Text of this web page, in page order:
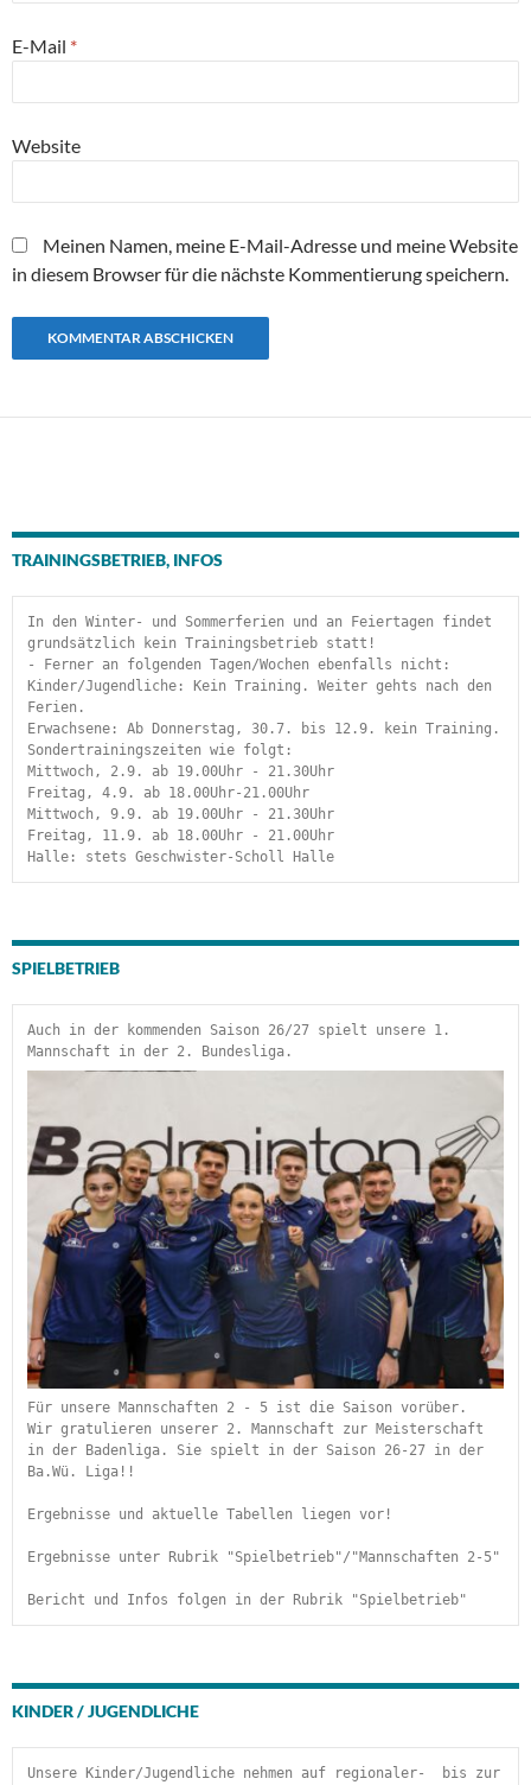
E-Mail *
Website
Meinen Namen, meine E-Mail-Adresse und meine Website
in diesem Browser für die nächste Kommentierung speichern.
TRAININGSBETRIEB, INFOS
In den Winter- und Sommerferien und an Feiertagen findet
grundsätzlich kein Trainingsbetrieb statt!
- Ferner an folgenden Tagen/Wochen ebenfalls nicht:
Kinder/Jugendliche: Kein Training. Weiter gehts nach den
Ferien.
Erwachsene: Ab Donnerstag, 30.7. bis 12.9. kein Training.
Sondertrainingszeiten wie folgt:
Mittwoch, 2.9. ab 19.00Uhr - 21.30Uhr
Freitag, 4.9. ab 18.00Uhr-21.00Uhr
Mittwoch, 9.9. ab 19.00Uhr - 21.30Uhr
Freitag, 11.9. ab 18.00Uhr - 21.00Uhr
Halle: stets Geschwister-Scholl Halle
SPIELBETRIEB
Auch in der kommenden Saison 26/27 spielt unsere 1.
Mannschaft in der 2. Bundesliga.
Für unsere Mannschaften 2 - 5 ist die Saison vorüber.
Wir gratulieren unserer 2. Mannschaft zur Meisterschaft
in der Badenliga. Sie spielt in der Saison 26-27 in der
Ba.Wü. Liga!!
Ergebnisse und aktuelle Tabellen liegen vor!
Ergebnisse unter Rubrik "Spielbetrieb"/"Mannschaften 2-5"
Bericht und Infos folgen in der Rubrik "Spielbetrieb"
KINDER / JUGENDLICHE
Unsere Kinder/Jugendliche nehmen auf regionaler-  bis zur